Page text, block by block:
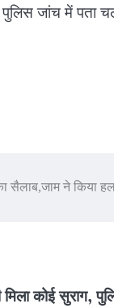
जांच में पता
का सैलाब,जाम ने किया
मिला कोई सुराग,